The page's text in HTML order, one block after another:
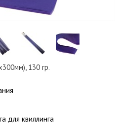
130 гр.
для квиллинга